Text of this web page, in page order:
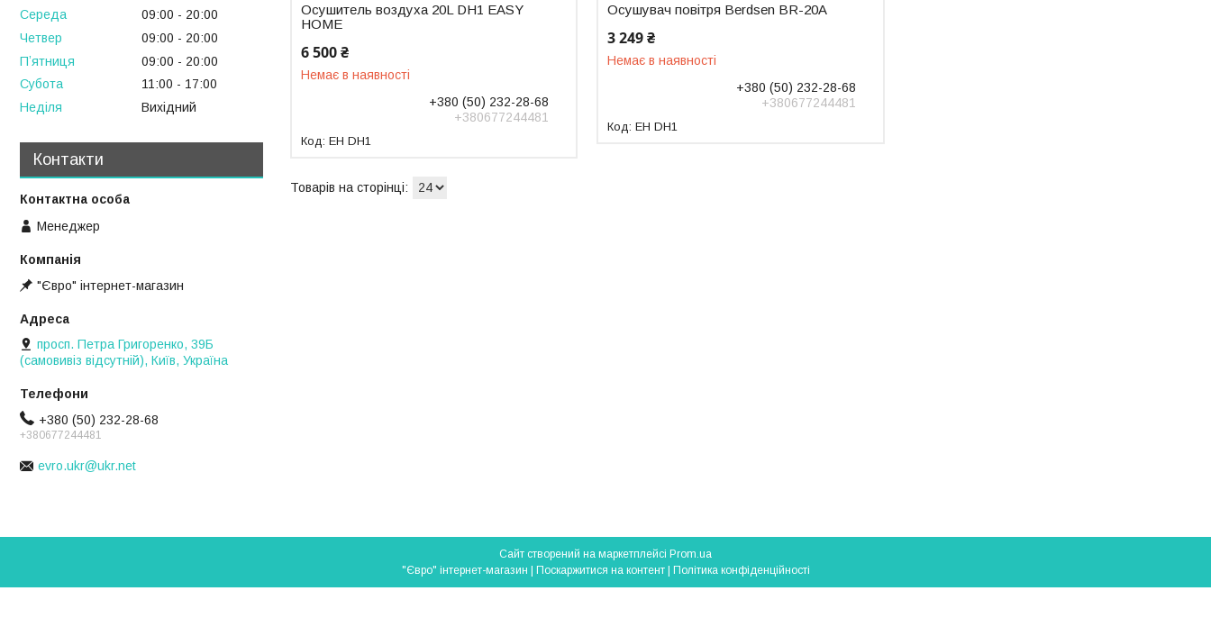
Осушитель воздуха 20L DH1 EASY
HOME
6 500 ₴
Немає в наявності
+380 (50) 232-28-68
+380677244481
EH DH1
Осушувач повітря Berdsen BR-20A
3 249 ₴
Немає в наявності
+380 (50) 232-28-68
+380677244481
EH DH1
Середа
09:00
20:00
Четвер
09:00
20:00
Пʼятниця
09:00
20:00
Субота
11:00
17:00
Неділя
Вихідний
Контакти
Менеджер
"Євро" інтернет-магазин
просп. Петра Григоренко, 39Б
(самовивіз відсутній), Київ, Україна
+380 (50) 232-28-68
+380677244481
evro.ukr@ukr.net
Сайт створений на маркетплейсі Prom.ua
Поскаржитися на контент Політика конфіденційності